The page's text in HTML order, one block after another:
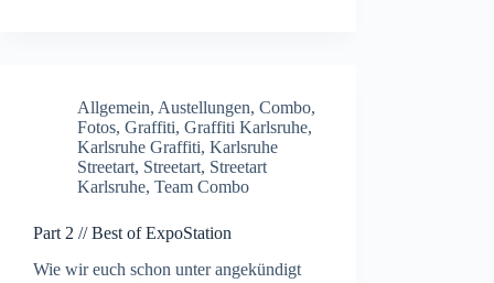
Allgemein, Austellungen, Combo,
Fotos, Graffiti, Graffiti Karlsruhe,
Karlsruhe Graffiti, Karlsruhe
Streetart, Streetart, Streetart
Karlsruhe, Team Combo
Part 2 // Best of ExpoStation
Wie wir euch schon unter angekündigt